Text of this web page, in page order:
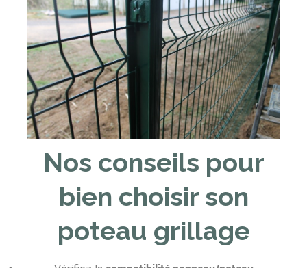
Nos conseils pour
bien choisir son
poteau grillage